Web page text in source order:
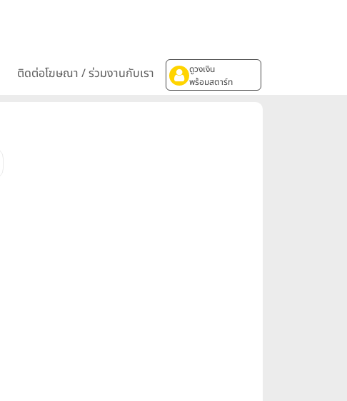
ติดต่อโฆษณา / ร่วมงานกับเรา
ดูวงเงิน
พร้อมสตาร์ท